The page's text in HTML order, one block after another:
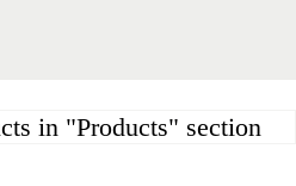
in "Products" section